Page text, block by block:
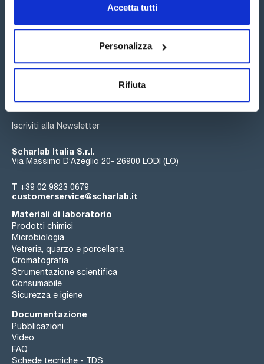
Accetta tutti
Personalizza
Rifiuta
Iscriviti alla Newsletter
Scharlab Italia S.r.l.
Via Massimo D’Azeglio 20- 26900 LODI (LO)
T +39 02 9823 0679
customerservice@scharlab.it
Materiali di laboratorio
Prodotti chimici
Microbiologia
Vetreria, quarzo e porcellana
Cromatografia
Strumentazione scientifica
Consumabile
Sicurezza e igiene
Documentazione
Pubblicazioni
Video
FAQ
Schede tecniche - TDS